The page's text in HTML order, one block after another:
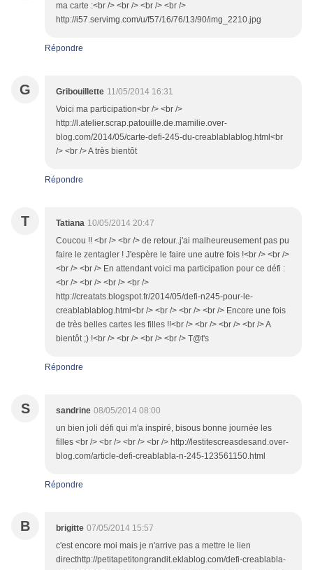
ma carte :<br /> <br /> <br /> <br />
http://i57.servimg.com/u/f57/16/76/13/90/img_2210.jpg
Répondre
G Gribouillette 11/05/2014 16:31
Voici ma participation<br /> <br />
http://l.atelier.scrap.patouille.de.mamilie.over-
blog.com/2014/05/carte-defi-245-du-creablablablog.html<br
/> <br /> A très bientôt
Répondre
T Tatiana 10/05/2014 20:47
Coucou !! <br /> <br /> de retour..j'ai malheureusement pas pu
faire le zentagler ! J'espère le faire une autre fois !<br /> <br />
<br /> <br /> En attendant voici ma participation pour ce défi :
<br /> <br /> <br /> <br />
http://creatats.blogspot.fr/2014/05/defi-n245-pour-le-
creablablablog.html<br /> <br /> <br /> <br /> Encore une fois
de très belles cartes les filles !!<br /> <br /> <br /> <br /> A
bientôt ;) !<br /> <br /> <br /> <br /> T@t's
Répondre
S sandrine 08/05/2014 08:00
un bien joli défi qui m'a inspiré, bisous bonne journée les
filles <br /> <br /> <br /> <br /> http://lestitescreasdesand.over-
blog.com/article-defi-creablabla-n-245-123561150.html
Répondre
B brigitte 07/05/2014 15:57
c'est encore moi mais je n'arrive pas a mettre le lien
directhttp://petitapetitongrandit.eklablog.com/defi-creablabla-